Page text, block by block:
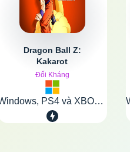
Dragon Ball Z:
Kakarot
Đối Kháng
Windows, PS4 và XBOX One